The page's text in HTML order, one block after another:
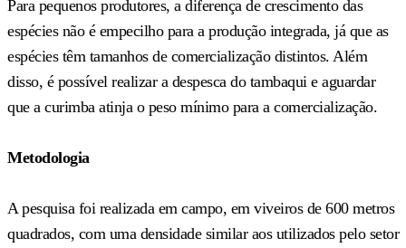
Para pequenos produtores, a diferença de crescimento das
espécies não é empecilho para a produção integrada, já que as
espécies têm tamanhos de comercialização distintos. Além
disso, é possível realizar a despesca do tambaqui e aguardar
que a curimba atinja o peso mínimo para a comercialização.
Metodologia
A pesquisa foi realizada em campo, em viveiros de 600 metros
quadrados, com uma densidade similar aos utilizados pelo setor